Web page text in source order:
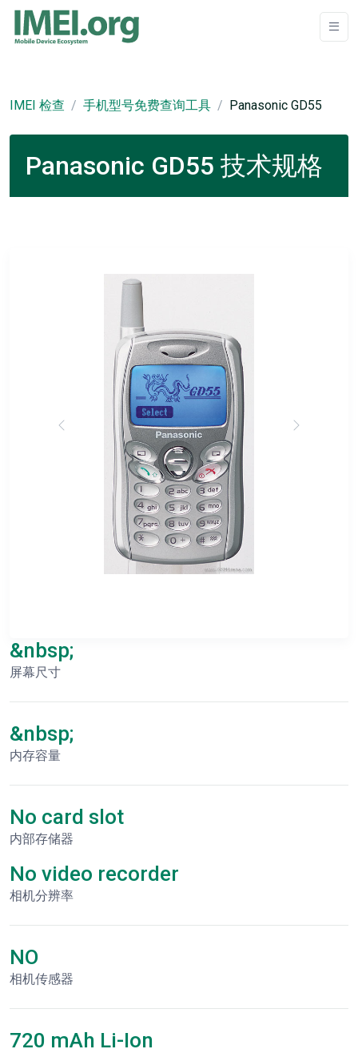
IMEI 检查 手机型号免费查询工具 Panasonic GD55
Panasonic GD55 技术规格
&nbsp;
屏幕尺寸
&nbsp;
内存容量
No card slot
内部存储器
No video recorder
相机分辨率
NO
相机传感器
720 mAh Li-Ion